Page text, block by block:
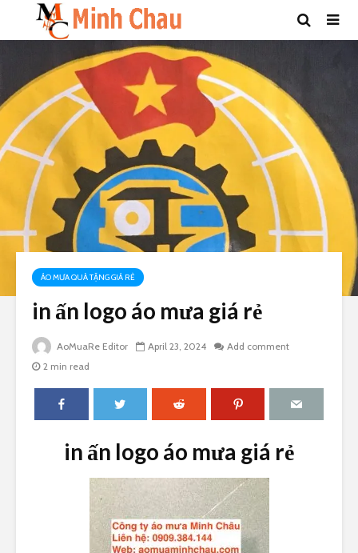
ÁO MƯA QUÀ TẶNG GIÁ RẺ
in ấn logo áo mưa giá rẻ
AoMuaRe Editor April 23, 2024
Add comment
2 min read
in ấn logo áo mưa giá rẻ